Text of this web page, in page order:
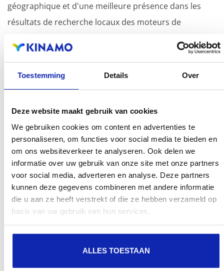
Toestemming Details Over
Deze website maakt gebruik van cookies
We gebruiken cookies om content en advertenties te
personaliseren, om functies voor social media te bieden en
om ons websiteverkeer te analyseren. Ook delen we
informatie over uw gebruik van onze site met onze partners
voor social media, adverteren en analyse. Deze partners
kunnen deze gegevens combineren met andere informatie
die u aan ze heeft verstrekt of die ze hebben verzameld op
basis van uw gebruik van hun services.
ALLES TOESTAAN
géographique et d'une meilleure présence dans les
résultats de recherche locaux des moteurs de
Enregistrez votre nom de domaine